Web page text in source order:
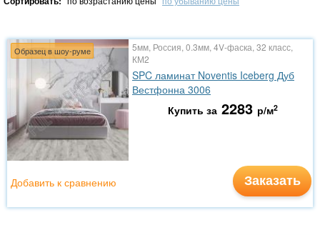
Образец в шоу-руме
5мм, Россия, 0.3мм, 4V-фаска, 32 класс,
КМ2
SPC ламинат Noventis Iceberg Дуб
Вестфонна 3006
Купить за 2283 р/м2
Заказать
Добавить к сравнению